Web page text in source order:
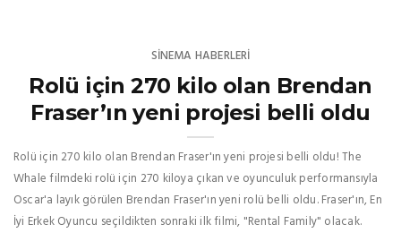
SINEMA HABERLERI
Rolü için 270 kilo olan Brendan
Fraser’ın yeni projesi belli oldu
Rolü için 270 kilo olan Brendan Fraser'ın yeni projesi belli oldu! The
Whale filmdeki rolü için 270 kiloya çıkan ve oyunculuk performansıyla
Oscar'a layık görülen Brendan Fraser'ın yeni rolü belli oldu. Fraser'ın, En
İyi Erkek Oyuncu seçildikten sonraki ilk filmi, "Rental Family" olacak.